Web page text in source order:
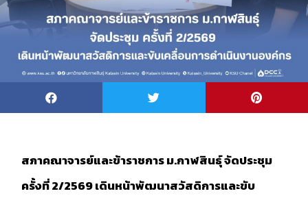
สภาคณาจารย์และข้าราชการ ม.กาฬสินธุ์ จัดประชุม
ครั้งที่ 2/2569 เดินหน้าพัฒนาสวัสดิการและขับ